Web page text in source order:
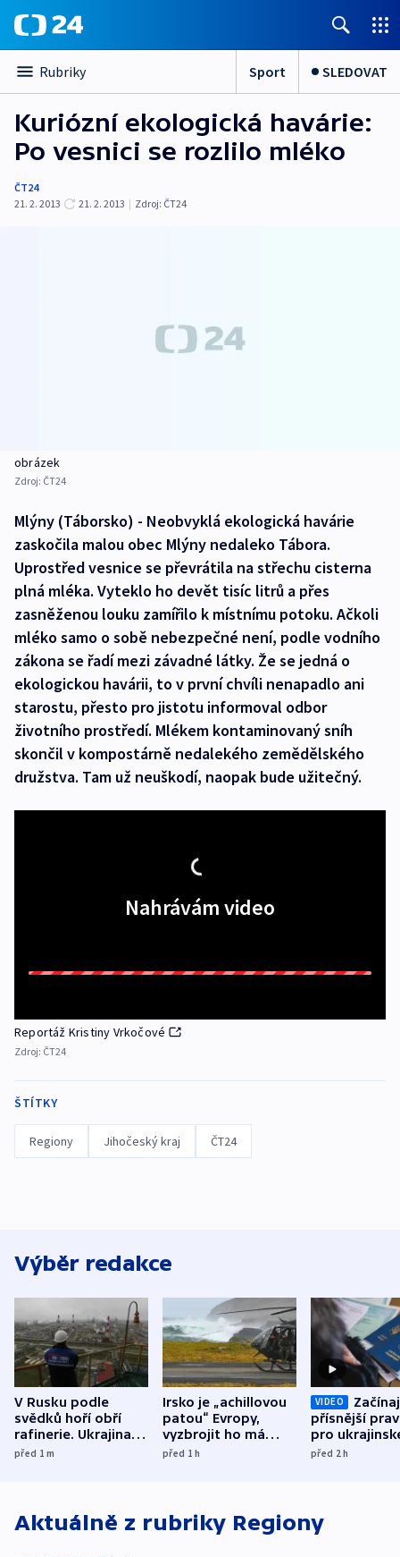
Rubriky Sport SLEDOVAT
Kuriózní ekologická havárie:
Po vesnici se rozlilo mléko
ČT24
21. 2. 2013
21. 2. 2013 | Zdroj: ČT24
obrázek
Zdroj: ČT24
Mlýny (Táborsko) - Neobvyklá ekologická havárie
zaskočila malou obec Mlýny nedaleko Tábora.
Uprostřed vesnice se převrátila na střechu cisterna
plná mléka. Vyteklo ho devět tisíc litrů a přes
zasněženou louku zamířilo k místnímu potoku. Ačkoli
mléko samo o sobě nebezpečné není, podle vodního
zákona se řadí mezi závadné látky. Že se jedná o
ekologickou havárii, to v první chvíli nenapadlo ani
starostu, přesto pro jistotu informoval odbor
životního prostředí. Mlékem kontaminovaný sníh
skončil v kompostárně nedalekého zemědělského
družstva. Tam už neuškodí, naopak bude užitečný.
Nahrávám video
Reportáž Kristiny Vrkočové
Zdroj: ČT24
ŠTÍTKY
Regiony Jihočeský kraj ČT24
Výběr redakce
V Rusku podle
svědků hoří obří
rafinerie. Ukrajina
hlásí oběti
před 1m
Irsko je „achillovou
patou“ Evropy,
vyzbrojit ho má
Francie
před 1h
VIDEO
přísnější
pro
uprchlíky
před 2h
Aktuálně z rubriky Regiony